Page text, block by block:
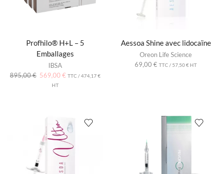
Profhilo® H+L – 5
Emballages
IBSA
895,00€ 569,00 € TTC /474,17€
HT
Aessoa Shine avec lidocaïne
Oreon Life Science
69,00 € TTC / 57,50€ HT